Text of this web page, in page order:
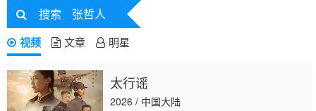
搜索 张哲人
视频 文章 明星
太行谣
2026 / 中国大陆